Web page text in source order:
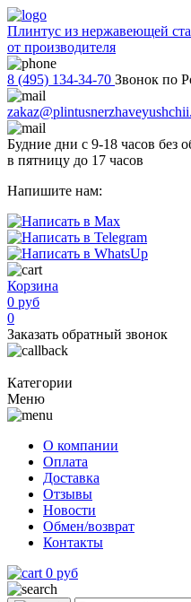
Плинтус из нержавеющей
от производителя
8 (495) 134-34-70 Звонок по
Будние дни с 9-18 часов без
в пятницу до 17 часов
Напишите нам:
Корзина
0 руб
0
Заказать обратный звонок
Категории
Меню
О компании
Оплата
Доставка
Отзывы
Новости
Обмен/возврат
Контакты
0 руб